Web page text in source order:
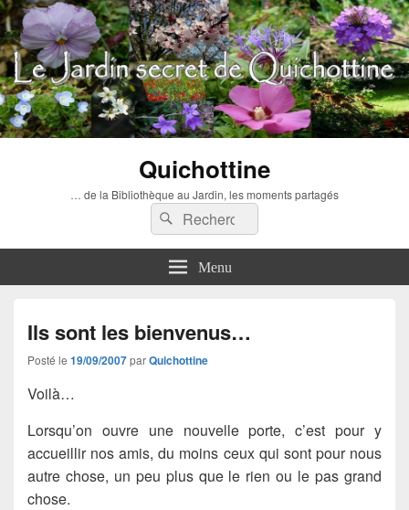
Quichottine
… de la Bibliothèque au Jardin, les moments partagés
Recherche :
Rechercher
Menu
Ils sont les bienvenus…
Posté le 19/09/2007parQuichottine
Voilà…
Lorsqu’on ouvre une nouvelle porte, c’est pour y
accueillir nos amis, du moins ceux qui sont pour nous
autre chose, un peu plus que le rien ou le pas grand
chose.